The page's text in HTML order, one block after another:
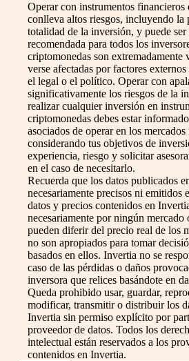
Operar con instrumentos financieros
conlleva altos riesgos, incluyendo la
totalidad de la inversión, y puede
recomendada para todos los
criptomonedas son extremadamente
verse afectadas por factores
el legal o el político. Operar con
significativamente los riesgos de la
realizar cualquier inversión en
criptomonedas debes estar
asociados de operar en los
considerando tus objetivos de
experiencia, riesgo y solicitar
en el caso de necesitarlo.
Recuerda que los datos publicados
necesariamente precisos ni emitidos
datos y precios contenidos en
necesariamente por ningún mercado
pueden diferir del precio real de los
no son apropiados para tomar
basados en ellos. Invertia no se
caso de las pérdidas o daños
inversora que relices basándote en
Queda prohibido usar, guardar,
modificar, transmitir o distribuir los
Invertia sin permiso explícito por
proveedor de datos. Todos los
intelectual están reservados a los
contenidos en Invertia.